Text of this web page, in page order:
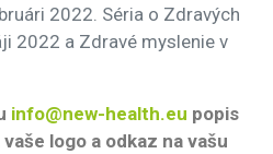
2022. Séria o Zdravých
2022 a Zdravé myslenie v
info@new-health.eu popis
logo a odkaz na vašu